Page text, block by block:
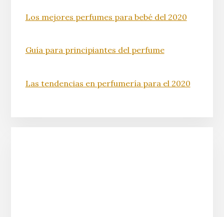
Los mejores perfumes para bebé del 2020
Guía para principiantes del perfume
Las tendencias en perfumería para el 2020